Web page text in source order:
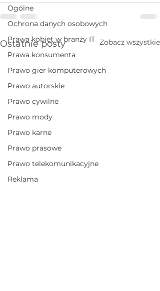
Ogólne
Ochrona danych osobowych
Prawa kobiet w branży IT
Prawa konsumenta
Prawo gier komputerowych
Prawo autorskie
Prawo cywilne
Prawo mody
Prawo karne
Prawo prasowe
Prawo telekomunikacyjne
Reklama
Ostatnie posty Zobacz wszystkie